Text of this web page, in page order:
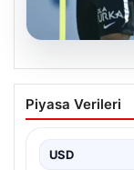
05.08.2026
Beşiktaş
Öncesinde
Türk
Piyasa Verileri
USD